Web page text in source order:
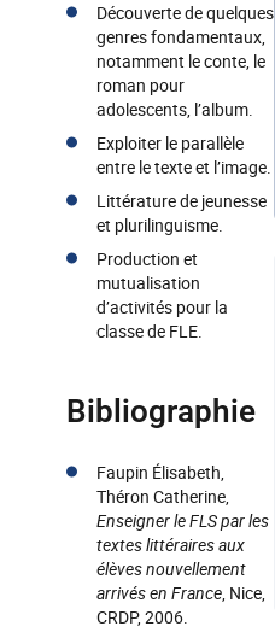
Découverte de quelques
genres fondamentaux,
notamment le conte, le
roman pour
adolescents, l’album.
Exploiter le parallèle
entre le texte et l’image.
Littérature de jeunesse
et plurilinguisme.
Production et
mutualisation
d’activités pour la
classe de FLE.
Bibliographie
Faupin Élisabeth,
Théron Catherine,
Enseigner le FLS par les
textes littéraires aux
élèves nouvellement
arrivés en France, Nice,
CRDP, 2006.